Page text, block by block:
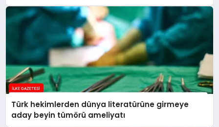
Türk hekimlerden dünya literatürüne girmeye
aday beyin tümörü ameliyatı